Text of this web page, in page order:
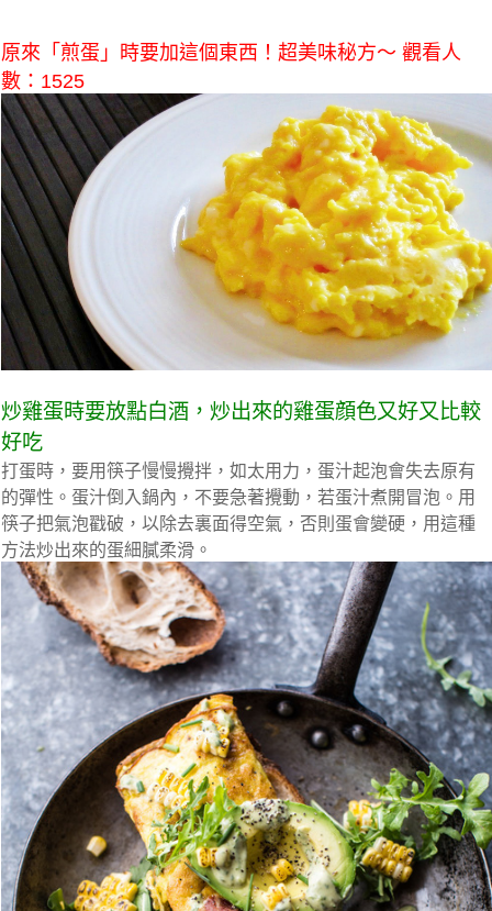
原來「煎蛋」時要加這個東西！超美味秘方～ 觀看人
數：1525
炒雞蛋時要放點白酒，炒出來的雞蛋顔色又好又比較
好吃
打蛋時，要用筷子慢慢攪拌，如太用力，蛋汁起泡會失去原有
的彈性。蛋汁倒入鍋內，不要急著攪動，若蛋汁煮開冒泡。用
筷子把氣泡戳破，以除去裏面得空氣，否則蛋會變硬，用這種
方法炒出來的蛋細膩柔滑。